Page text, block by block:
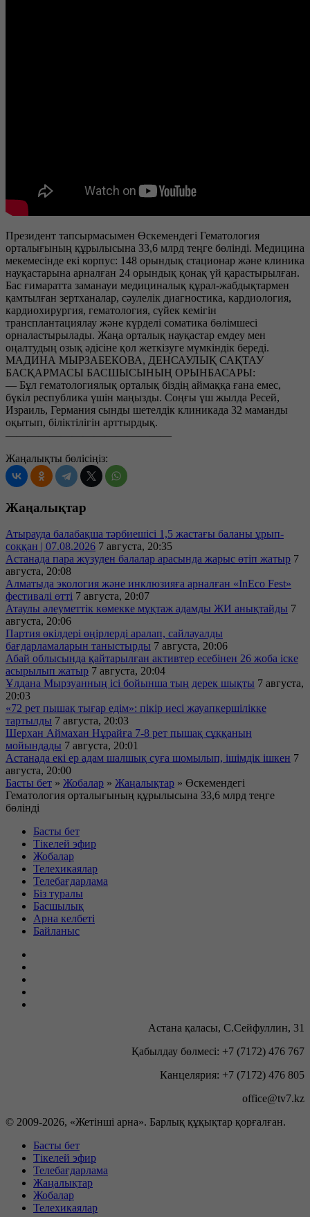
Президент тапсырмасымен Өскемендегі Гематология
орталығының құрылысына 33,6 млрд теңге бөлінді. Медицина
мекемесінде екі корпус: 148 орындық стационар және клиника
науқастарына арналған 24 орындық қонақ үй қарастырылған.
Бас ғимаратта заманауи медициналық құрал-жабдықтармен
қамтылған зертханалар, сәулелік диагностика, кардиология,
кардиохирургия, гематология, сүйек кемігін
трансплантациялау және күрделі соматика бөлімшесі
орналастырылады. Жаңа орталық науқастар емдеу мен
оңалтудың озық әдісіне қол жеткізуге мүмкіндік береді.
МАДИНА МЫРЗАБЕКОВА, ДЕНСАУЛЫҚ САҚТАУ
БАСҚАРМАСЫ БАСШЫСЫНЫҢ ОРЫНБАСАРЫ:
— Бұл гематологиялық орталық біздің аймаққа ғана емес,
бүкіл республика үшін маңызды. Соңғы үш жылда Ресей,
Израиль, Германия сынды шетелдік клиникада 32 маманды
оқытып, біліктілігін арттырдық.
———————————————
Жаңалықты бөлісіңіз:
Жаңалықтар
Атырауда балабақша тәрбиешісі 1,5 жастағы баланы ұрып-
соққан | 07.08.2026 7 августа, 20:35
Астанада пара жүзуден балалар арасында жарыс өтіп жатыр 7
августа, 20:08
Алматыда экология және инклюзияға арналған «InEco Fest»
фестивалі өтті 7 августа, 20:07
Атаулы әлеуметтік көмекке мұқтаж адамды ЖИ анықтайды 7
августа, 20:06
Партия өкілдері өңірлерді аралап, сайлауалды
бағдарламаларын таныстырды 7 августа, 20:06
Абай облысында қайтарылған активтер есебінен 26 жоба іске
асырылып жатыр 7 августа, 20:04
Ұлдана Мырзуанның ісі бойынша тың дерек шықты 7 августа,
20:03
«72 рет пышақ тығар едім»: пікір иесі жауапкершілікке
тартылды 7 августа, 20:03
Шерхан Аймахан Нұрайға 7-8 рет пышақ сұққанын
мойындады 7 августа, 20:01
Астанада екі ер адам шалшық суға шомылып, ішімдік ішкен 7
августа, 20:00
Басты бет » Жобалар » Жаңалықтар » Өскемендегі
Гематология орталығының құрылысына 33,6 млрд теңге
бөлінді
Басты бет
Тікелей эфир
Жобалар
Телехикаялар
Телебағдарлама
Біз туралы
Басшылық
Арна келбеті
Байланыс
Астана қаласы, С.Сейфуллин, 31
Қабылдау бөлмесі: +7 (7172) 476 767
Канцелярия: +7 (7172) 476 805
office@tv7.kz
© 2009-2026, «Жетінші арна». Барлық құқықтар қорғалған.
Басты бет
Тікелей эфир
Телебағдарлама
Жаңалықтар
Жобалар
Телехикаялар